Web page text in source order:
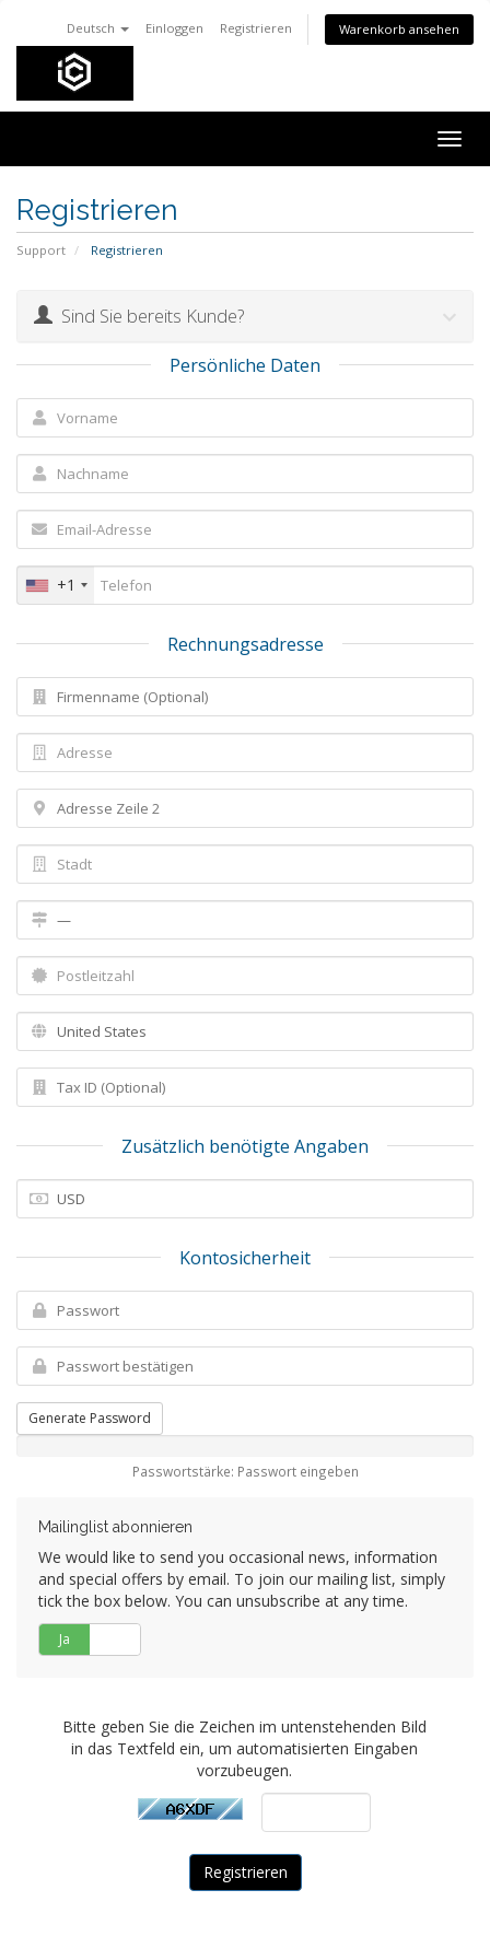
Deutsch Einloggen Registrieren Warenkorb ansehen
Registrieren
Support Registrieren
Sind Sie bereits Kunde?
Persönliche Daten
+1
Rechnungsadresse
Zusätzlich benötigte Angaben
Kontosicherheit
Generate Password
Passwortstärke: Passwort eingeben
Mailinglist abonnieren
We would like to send you occasional news, information
and special offers by email. To join our mailing list, simply
tick the box below. You can unsubscribe at any time.
Ja
Bitte geben Sie die Zeichen im untenstehenden Bild
in das Textfeld ein, um automatisierten Eingaben
vorzubeugen.